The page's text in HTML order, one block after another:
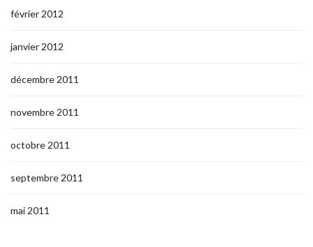
février 2012
janvier 2012
décembre 2011
novembre 2011
octobre 2011
septembre 2011
mai 2011